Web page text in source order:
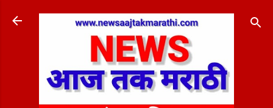
Skip to main content